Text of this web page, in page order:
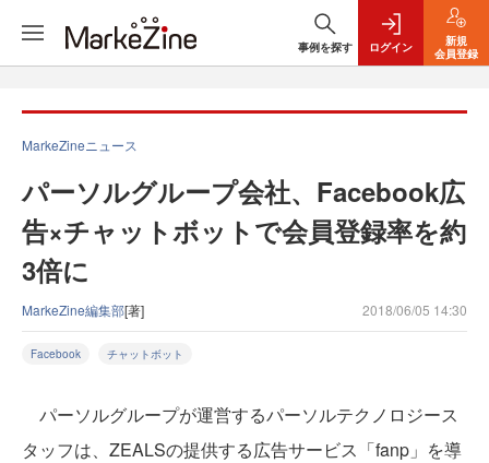
事例を探す ログイン
新規
会員登録
MarkeZineニュース
パーソルグループ会社、Facebook広
告×チャットボットで会員登録率を約
3倍に
MarkeZine編集部[著] 2018/06/05 14:30
Facebook チャットボット
パーソルグループが運営するパーソルテクノロジース
タッフは、ZEALSの提供する広告サービス「fanp」を導